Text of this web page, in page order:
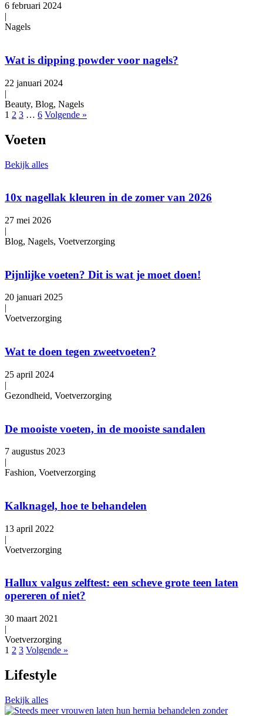
6 februari 2024
|
Nagels
Wat is dipping powder voor nagels?
22 januari 2024
|
Beauty, Blog, Nagels
1 2 3 … 6 Volgende »
Voeten
Bekijk alles
10x nagellak kleuren in de zomer van 2026
27 mei 2026
|
Blog, Nagels, Voetverzorging
Pijnlijke voeten? Dit is wat je moet doen!
20 januari 2025
|
Voetverzorging
Wat te doen tegen zweetvoeten?
25 april 2024
|
Gezondheid, Voetverzorging
De mooiste voeten, in de mooiste sandalen
7 augustus 2023
|
Fashion, Voetverzorging
Kalknagel, hoe te behandelen
13 april 2022
|
Voetverzorging
Hallux valgus zelftest: een scheve grote teen laten
opereren of niet?
30 maart 2021
|
Voetverzorging
1 2 3 Volgende »
Lifestyle
Bekijk alles